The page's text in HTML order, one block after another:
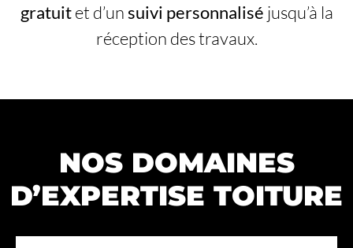
gratuitet d’unsuivi personnalisé jusqu’à la
réception des travaux.
NOS DOMAINES
D’EXPERTISE TOITURE